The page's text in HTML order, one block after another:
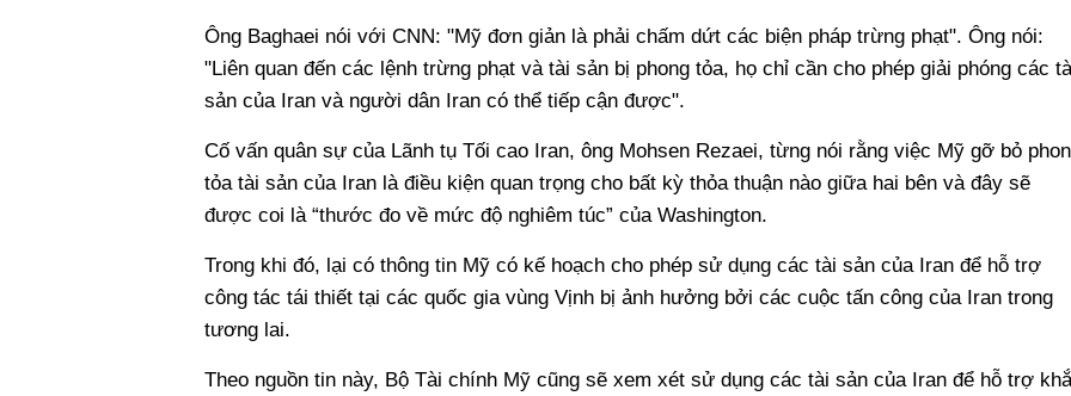
Ông Baghaei nói với CNN: "Mỹ đơn giản là phải chấm dứt các biện pháp trừng phạt". Ông nói:
"Liên quan đến các lệnh trừng phạt và tài sản bị phong tỏa, họ chỉ cần cho phép giải phóng các
sản của Iran và người dân Iran có thể tiếp cận được".
Cố vấn quân sự của Lãnh tụ Tối cao Iran, ông Mohsen Rezaei, từng nói rằng việc Mỹ gỡ bỏ
tỏa tài sản của Iran là điều kiện quan trọng cho bất kỳ thỏa thuận nào giữa hai bên và đây sẽ
được coi là “thước đo về mức độ nghiêm túc” của Washington.
Trong khi đó, lại có thông tin Mỹ có kế hoạch cho phép sử dụng các tài sản của Iran để hỗ trợ
công tác tái thiết tại các quốc gia vùng Vịnh bị ảnh hưởng bởi các cuộc tấn công của Iran trong
tương lai.
Theo nguồn tin này, Bộ Tài chính Mỹ cũng sẽ xem xét sử dụng các tài sản của Iran để hỗ trợ